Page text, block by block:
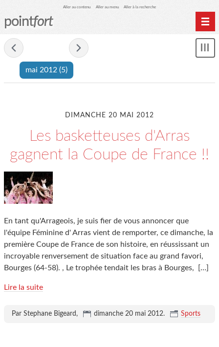
Aller au contenu Aller au menu Aller à la recherche
pointfort
mai 2012 (5)
DIMANCHE 20 MAI 2012
Les basketteuses d'Arras
gagnent la Coupe de France !!
En tant qu'Arrageois, je suis fier de vous annoncer que
l'équipe Féminine d' Arras vient de remporter, ce dimanche, la
première Coupe de France de son histoire, en réussissant un
incroyable renversement de situation face au grand favori,
Bourges (64-58). , Le trophée tendait les bras à Bourges,
[…]
Lire la suite
Par Stephane Bigeard, dimanche 20 mai 2012. Sports